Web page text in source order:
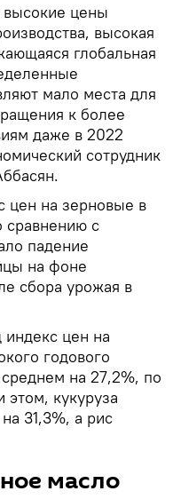
высокие цены
высокая
глобальная
мало места для
к более
даже в 2022
сотрудник
цен на зерновые в
сравнению с
падение
на фоне
сбора урожая в
цен на
годового
на 27,2%, по
кукуруза
31,3%, а рис
масло